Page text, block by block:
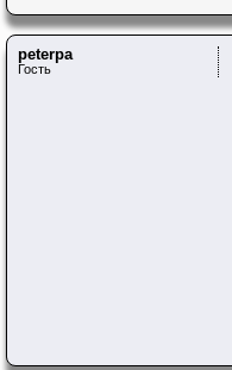
peterpa
Гость